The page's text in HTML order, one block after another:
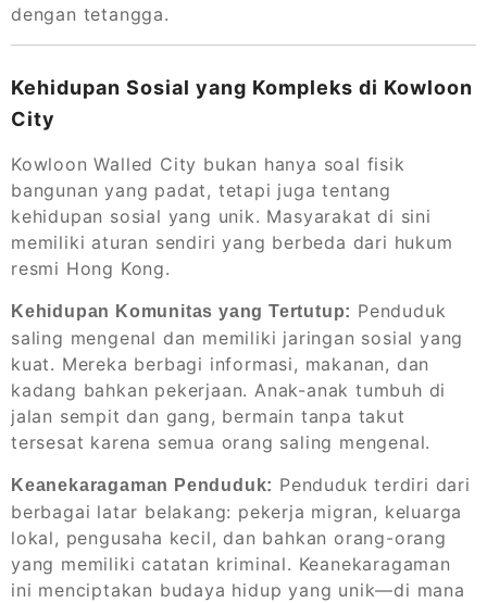
dengan tetangga.
Kehidupan Sosial yang Kompleks di Kowloon
City
Kowloon Walled City bukan hanya soal fisik
bangunan yang padat, tetapi juga tentang
kehidupan sosial yang unik. Masyarakat di sini
memiliki aturan sendiri yang berbeda dari hukum
resmi Hong Kong.
Kehidupan Komunitas yang Tertutup: Penduduk
saling mengenal dan memiliki jaringan sosial yang
kuat. Mereka berbagi informasi, makanan, dan
kadang bahkan pekerjaan. Anak-anak tumbuh di
jalan sempit dan gang, bermain tanpa takut
tersesat karena semua orang saling mengenal.
Keanekaragaman Penduduk: Penduduk terdiri dari
berbagai latar belakang: pekerja migran, keluarga
lokal, pengusaha kecil, dan bahkan orang-orang
yang memiliki catatan kriminal. Keanekaragaman
ini menciptakan budaya hidup yang unik—di mana